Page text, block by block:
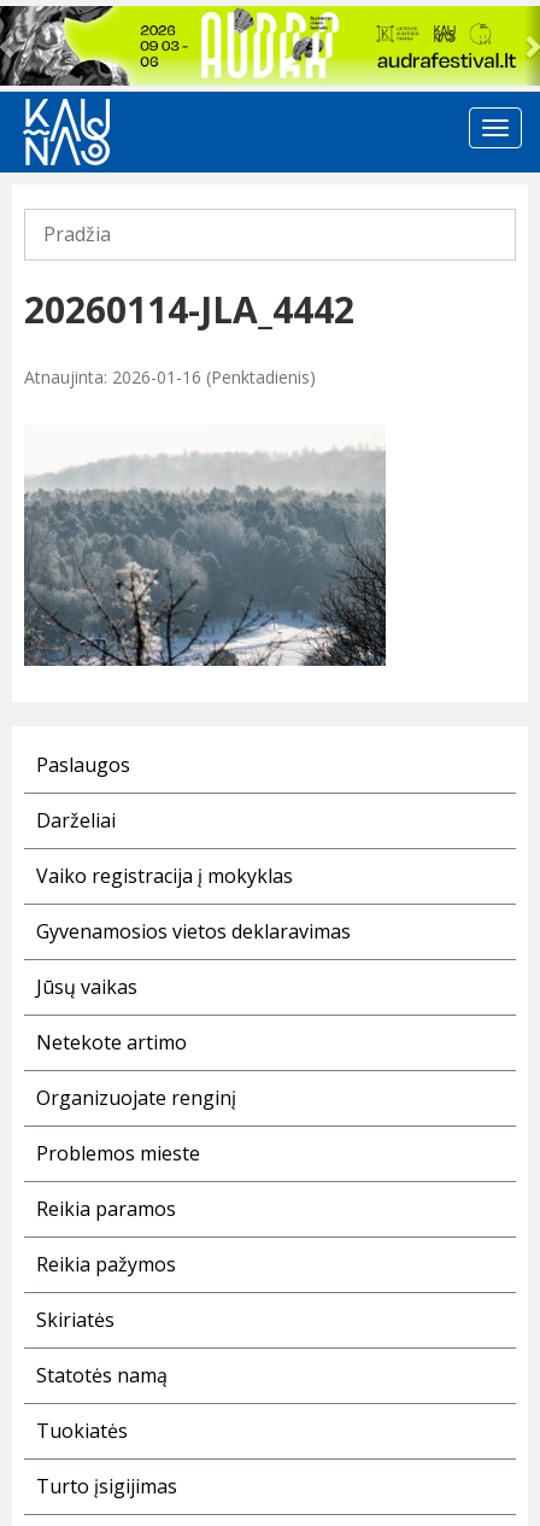
Previous
Pradžia
20260114-JLA_4442
Atnaujinta: 2026-01-16 (Penktadienis)
Paslaugos
Darželiai
Vaiko registracija į mokyklas
Gyvenamosios vietos deklaravimas
Jūsų vaikas
Netekote artimo
Organizuojate renginį
Problemos mieste
Reikia paramos
Reikia pažymos
Skiriatės
Statotės namą
Tuokiatės
Turto įsigijimas